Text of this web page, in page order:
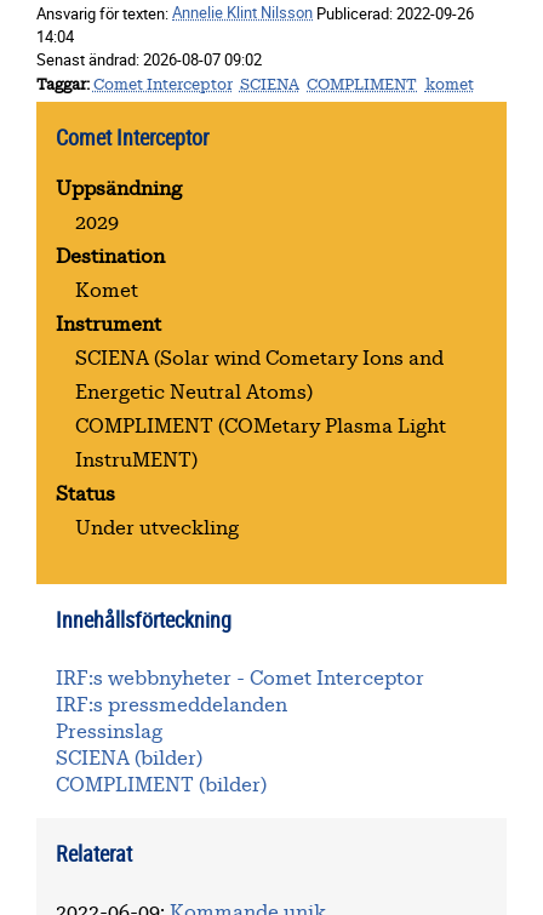
Ansvarig för texten:Annelie Klint Nilsson Publicerad:2022-09-26
14:04
Senast ändrad:2026-08-07 09:02
Taggar Comet Interceptor SCIENA COMPLIMENT komet
Comet Interceptor
Uppsändning
2029
Destination
Komet
Instrument
SCIENA (Solar wind Cometary Ions and
Energetic Neutral Atoms)
COMPLIMENT (COMetary Plasma Light
InstruMENT)
Status
Under utveckling
Innehållsförteckning
IRF:s webbnyheter - Comet Interceptor
IRF:s pressmeddelanden
Pressinslag
SCIENA (bilder)
COMPLIMENT (bilder)
Relaterat